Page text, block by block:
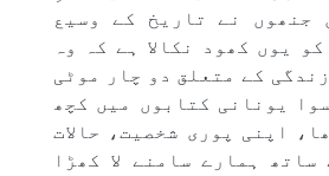
جنھوں نے تاریخ کے وسیع
یوں کھود نکالا ہے کہ وہ
کے متعلق دو چار موٹی
یونانی کتابوں میں کچھ
اپنی پوری شخصیت، حالات
ہمارے سامنے لا کھڑا